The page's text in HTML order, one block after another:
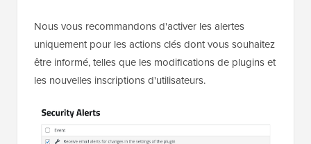
Nous vous recommandons d'activer les alertes
uniquement pour les actions clés dont vous souhaitez
être informé, telles que les modifications de plugins et
les nouvelles inscriptions d'utilisateurs.